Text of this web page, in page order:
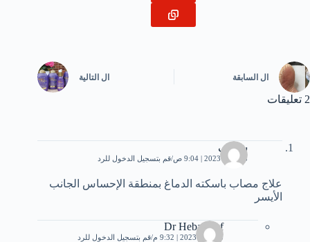
ال السابقة ال التالية
2 تعليقات
شريف
5 أبريل، 2023 | 9:04 ص قم بتسجيل الدخول للرد
علاج مصاب باسكته الدماغ بمنطقة الإحساس الجانب
الأيسر
Dr Heba Atef
5 أبريل، 2023 | 9:32 م قم بتسجيل الدخول للرد